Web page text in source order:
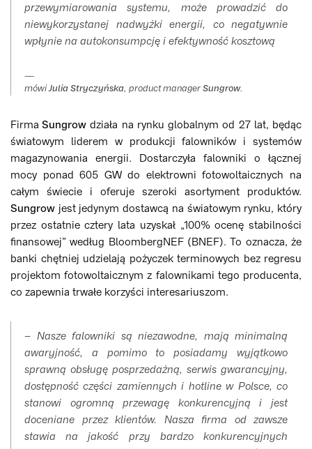
przewymiarowania systemu, może prowadzić do
niewykorzystanej nadwyżki energii, co negatywnie
wpłynie na autokonsumpcję i efektywność kosztową
mówiJulia Stryczyńska, product managerSungrow.
Firma Sungrow działa na rynku globalnym od 27 lat, będąc
światowym liderem w produkcji falowników i systemów
magazynowania energii. Dostarczyła falowniki o łącznej
mocy ponad 605 GW do elektrowni fotowoltaicznych na
całym świecie i oferuje szeroki asortyment produktów.
Sungrow jest jedynym dostawcą na światowym rynku, który
przez ostatnie cztery lata uzyskał „100% ocenę stabilności
finansowej” według BloombergNEF (BNEF). To oznacza, że
banki chętniej udzielają pożyczek terminowych bez regresu
projektom fotowoltaicznym z falownikami tego producenta,
co zapewnia trwałe korzyści interesariuszom.
– Nasze falowniki są niezawodne, mają minimalną
awaryjność, a pomimo to posiadamy wyjątkowo
sprawną obsługę posprzedażną, serwis gwarancyjny,
dostępność części zamiennych i hotline w Polsce, co
stanowi ogromną przewagę konkurencyjną i jest
doceniane przez klientów. Nasza firma od zawsze
stawia na jakość przy bardzo konkurencyjnych